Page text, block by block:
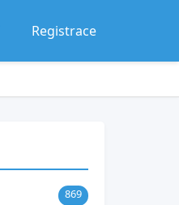
Registrace
869